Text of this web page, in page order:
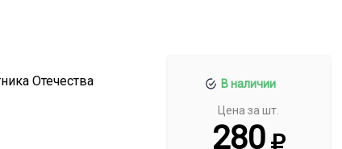
В наличии
Цена за шт.
280
Отечества